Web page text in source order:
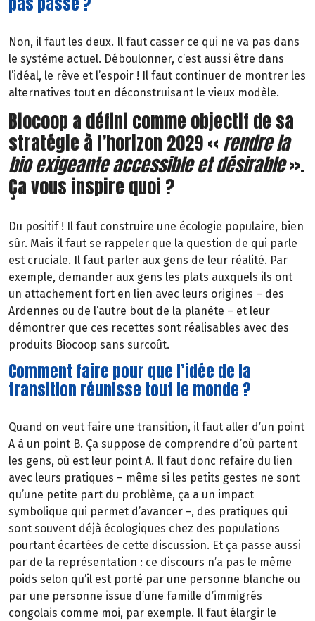
Non, il faut les deux. Il faut casser ce qui ne va pas dans
le système actuel. Déboulonner, c’est aussi être dans
l’idéal, le rêve et l’espoir ! Il faut continuer de montrer les
alternatives tout en déconstruisant le vieux modèle.
Biocoop a défini comme objectif de sa
stratégie à l’horizon 2029 « rendre la
bio exigeante accessible et désirable».
Ça vous inspire quoi ?
Du positif ! Il faut construire une écologie populaire, bien
sûr. Mais il faut se rappeler que la question de qui parle
est cruciale. Il faut parler aux gens de leur réalité. Par
exemple, demander aux gens les plats auxquels ils ont
un attachement fort en lien avec leurs origines – des
Ardennes ou de l’autre bout de la planète – et leur
démontrer que ces recettes sont réalisables avec des
produits Biocoop sans surcoût.
Comment faire pour que l’idée de la
transition réunisse tout le monde ?
Quand on veut faire une transition, il faut aller d’un point
A à un point B. Ça suppose de comprendre d’où partent
les gens, où est leur point A. Il faut donc refaire du lien
avec leurs pratiques – même si les petits gestes ne sont
qu’une petite part du problème, ça a un impact
symbolique qui permet d’avancer –, des pratiques qui
sont souvent déjà écologiques chez des populations
pourtant écartées de cette discussion. Et ça passe aussi
par de la représentation : ce discours n’a pas le même
poids selon qu’il est porté par une personne blanche ou
par une personne issue d’une famille d’immigrés
congolais comme moi, par exemple. Il faut élargir le